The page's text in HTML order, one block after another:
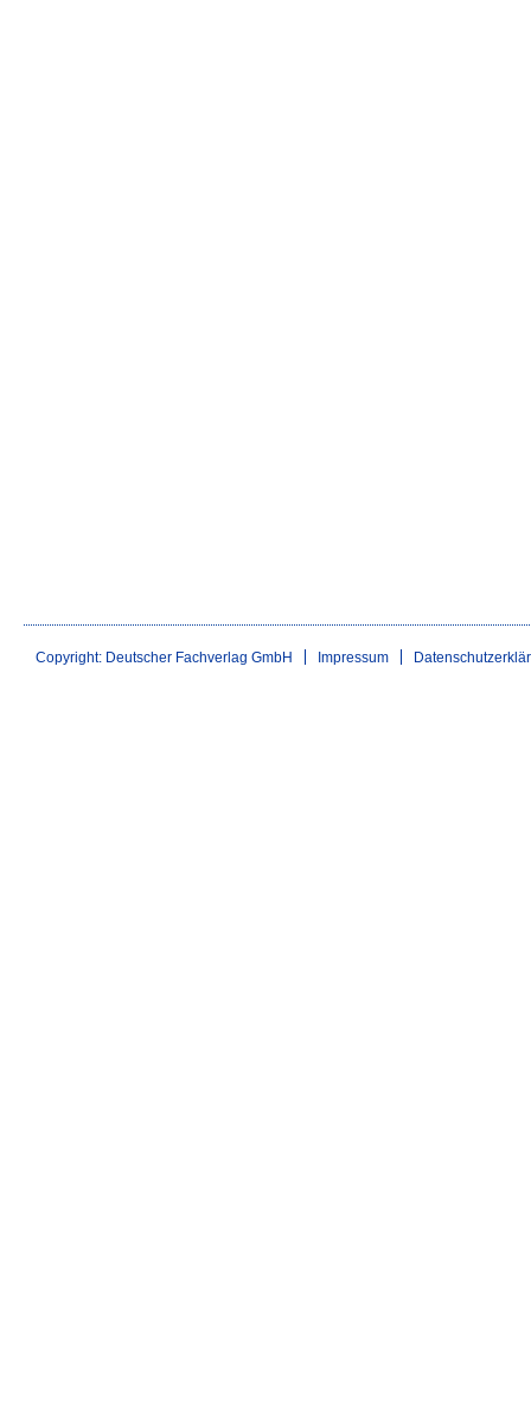
Copyright: Deutscher Fachverlag GmbH Impressum